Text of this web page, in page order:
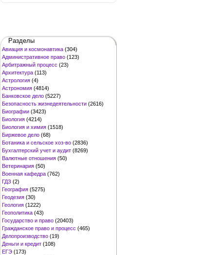
Разделы
Авиация и космонавтика (304)
Административное право (123)
Арбитражный процесс (23)
Архитектура (113)
Астрология (4)
Астрономия (4814)
Банковское дело (5227)
Безопасность жизнедеятельности (2616)
Биографии (3423)
Биология (4214)
Биология и химия (1518)
Биржевое дело (68)
Ботаника и сельское хоз-во (2836)
Бухгалтерский учет и аудит (8269)
Валютные отношения (50)
Ветеринария (50)
Военная кафедра (762)
ГДЗ (2)
География (5275)
Геодезия (30)
Геология (1222)
Геополитика (43)
Государство и право (20403)
Гражданское право и процесс (465)
Делопроизводство (19)
Деньги и кредит (108)
ЕГЭ (173)